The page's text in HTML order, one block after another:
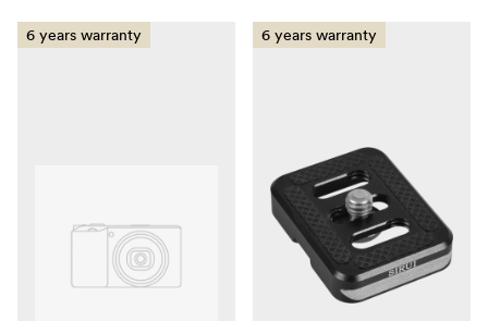
6 years warranty 6 years warranty